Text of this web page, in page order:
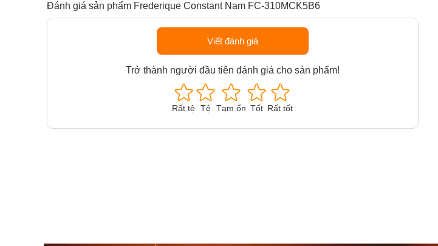
Đánh giá sản phẩm Frederique Constant Nam FC-310MCK5B6
Viết đánh giá
Trở thành người đầu tiên đánh giá cho sản phẩm!
Rất tệ Tệ Tạm ổn Tốt Rất tốt